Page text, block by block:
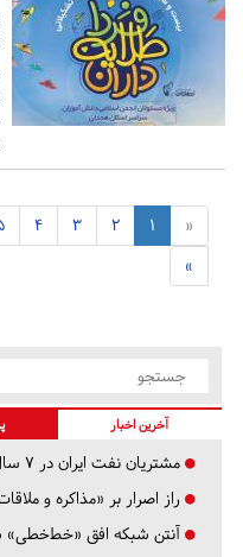
«
1
2
3
4
»
آخرین اخبار
مشتریان نفت ایران در ۷ سال گذشته +فیلم
راز اصرار بر «مذاکره و
آنتن شبکه افق